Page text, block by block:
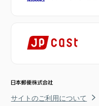
サイトのご利用について